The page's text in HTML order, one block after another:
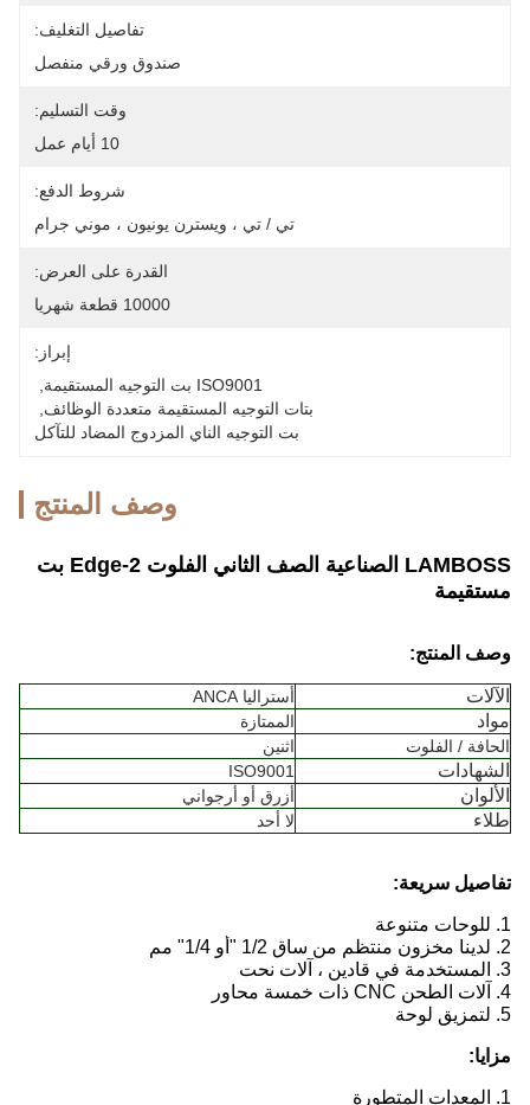
تفاصيل التغليف:
صندوق ورقي منفصل
وقت التسليم:
10 أيام عمل
شروط الدفع:
تي / تي ، ويسترن يونيون ، موني جرام
القدرة على العرض:
10000 قطعة شهريا
إبراز:
ISO9001 بت التوجيه المستقيمة
بتات التوجيه المستقيمة متعددة الوظائف
بت التوجيه الناي المزدوج المضاد للتآكل
وصف المنتج
LAMBOSS الصناعية الصف الثاني الفلوت 2-Edge بت
مستقيمة
وصف المنتج:
الآلات أستراليا ANCA
مواد
الممتازة
الحافة / الفلوت
اثنين
الشهادات ISO9001
الألوان أزرق أو أرجواني
طلاء لا أحد
تفاصيل سريعة:
1. للوحات متنوعة
2. لدينا مخزون منتظم من ساق 1/2 "أو 1/4" مم
3. المستخدمة في قادين ، آلات نحت
4. آلات الطحن CNC ذات خمسة محاور
5. لتمزيق لوحة
مزايا:
1. المعدات المتطورة